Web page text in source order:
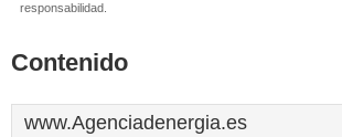
responsabilidad.
Contenido
www.Agenciadenergia.es